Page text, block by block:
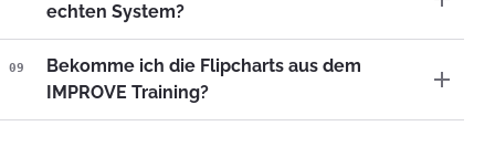
echten System?
09
Bekomme ich die Flipcharts aus dem
IMPROVE Training?